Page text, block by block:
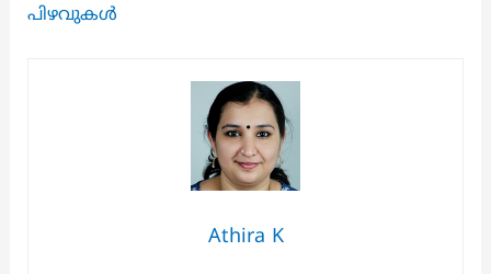
പിഴവുകൾ
Athira K